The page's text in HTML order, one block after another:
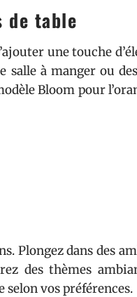
de table
une touche
salle à manger ou
Bloom pour
Plongez dans des
des thèmes
vos préférences.